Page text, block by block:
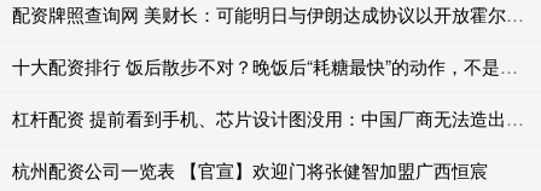
配资牌照查询网 美财长：可能明日与伊朗达成协议以开放霍尔木兹海峡
十大配资排行 饭后散步不对？晚饭后“耗糖最快”的动作，不是跑步，而是它
杠杆配资 提前看到手机、芯片设计图没用：中国厂商无法造出真苹果iPhone 18
杭州配资公司一览表 【官宣】欢迎门将张健智加盟广西恒宸